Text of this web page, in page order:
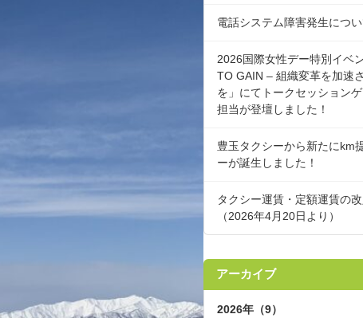
電話システム障害発生につ
2026国際女性デー特別イベ
TO GAIN – 組織変革を加速
を」にてトークセッション
担当が登壇しました！
豊玉タクシーから新たにkm
ーが誕生しました！
タクシー運賃・定額運賃の
（2026年4月20日より）
アーカイブ
2026年（9）